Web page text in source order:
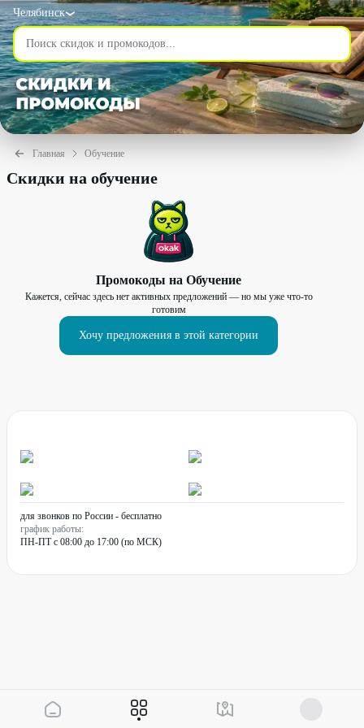
Челябинск
Главная Обучение
Скидки на обучение
Промокоды на Обучение
Кажется, сейчас здесь нет активных предложений — но мы уже что-то
готовим
Хочу предложения в этой категории
для звонков по России - бесплатно
график работы:
ПН-ПТ с 08:00 до 17:00 (по МСК)